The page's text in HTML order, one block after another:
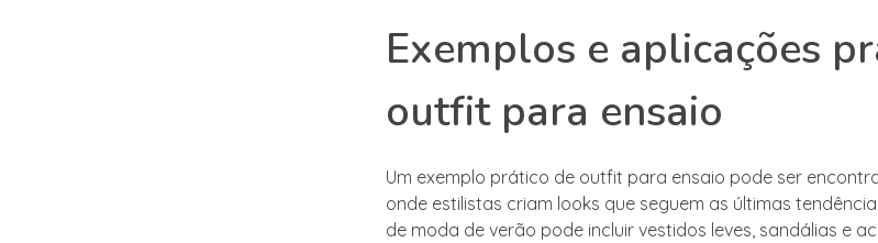
Exemplos e aplicações
outfit para ensaio
Um exemplo prático de outfit para ensaio pode ser
onde estilistas criam looks que seguem as últimas
de moda de verão pode incluir vestidos leves, sandálias e